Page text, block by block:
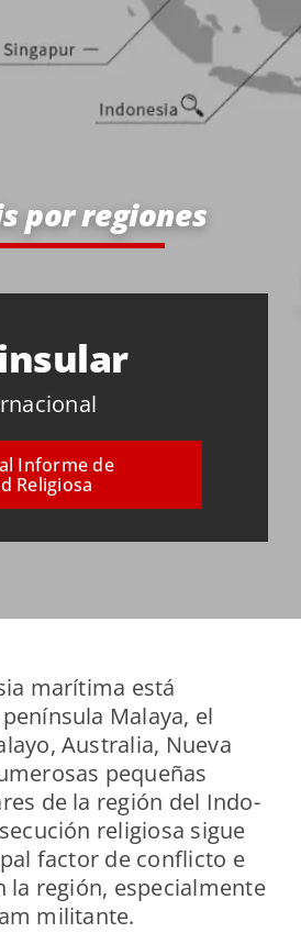
por regiones
Informe de
Religiosa
marítima está
Malaya, el
Australia, Nueva
pequeñas
de la región del Indo-
religiosa sigue
factor de conflicto e
la región, especialmente
militante.